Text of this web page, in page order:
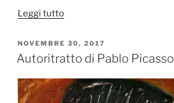
Leggi tutto“Vecchio
e
ragazzo
Pablo
Picasso”
PUBBLICATO
IL
NOVEMBRE 30, 2017
Autoritratto di Pablo Picasso